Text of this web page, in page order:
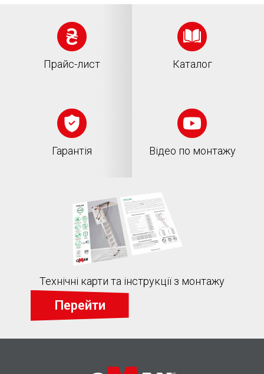
Прайс-лист Каталог
Гарантія Відео по монтажу
Технічні карти та інструкції з монтажу
Перейти